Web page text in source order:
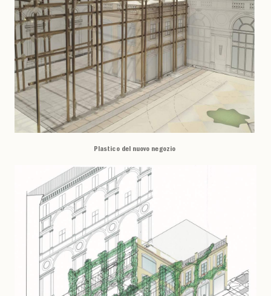
Plastico del nuovo negozio